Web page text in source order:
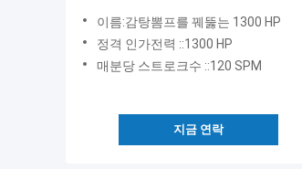
이름:감탕뽐프를 꿰뚫는 1300 HP
정격 인가전력 ::1300 HP
매분당 스트로크수 ::120 SPM
지금 연락